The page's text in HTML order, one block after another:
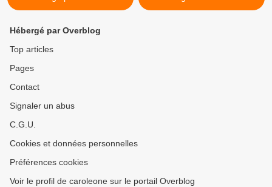
Hébergé par Overblog
Top articles
Pages
Contact
Signaler un abus
C.G.U.
Cookies et données personnelles
Préférences cookies
Voir le profil de caroleone sur le portail Overblog